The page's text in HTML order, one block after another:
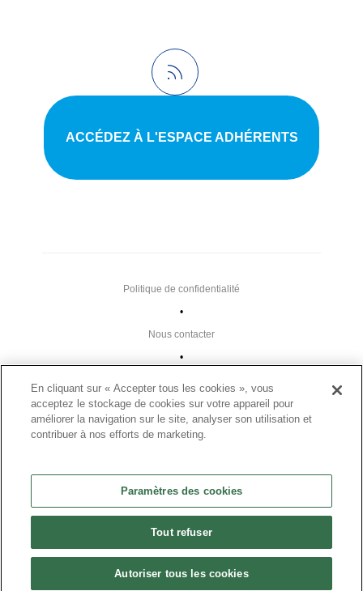
ACCÉDEZ À L'ESPACE ADHÉRENTS
Plan du site
•
•
Nous contacter
•
Politique de confidentialité
CGU
•
FAQ
En cliquant sur « Accepter tous les cookies », vous
acceptez le stockage de cookies sur votre appareil pour
améliorer la navigation sur le site, analyser son utilisation et
contribuer à nos efforts de marketing.
Paramètres des cookies
Tout refuser
Autoriser tous les cookies